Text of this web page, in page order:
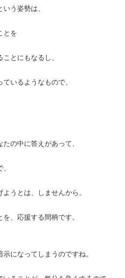
う姿勢は、
とを
とにもなるし、
いるようなもので、
の中に答えがあって、
うとは、しませんから。
、応援する間柄です。
になってしまうのですね。